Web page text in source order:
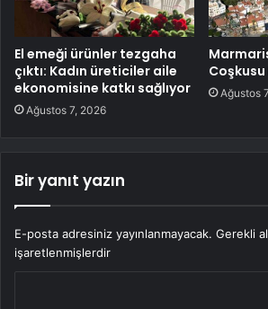
El emeği ürünler tezgaha
çıktı: Kadın üreticiler aile
ekonomisine katkı sağlıyor
Ağustos 7, 2026
Coşkusu
Ağustos
Bir yanıt yazın
E-posta adresiniz yayınlanmayacak. Gerekli
işaretlenmişlerdir